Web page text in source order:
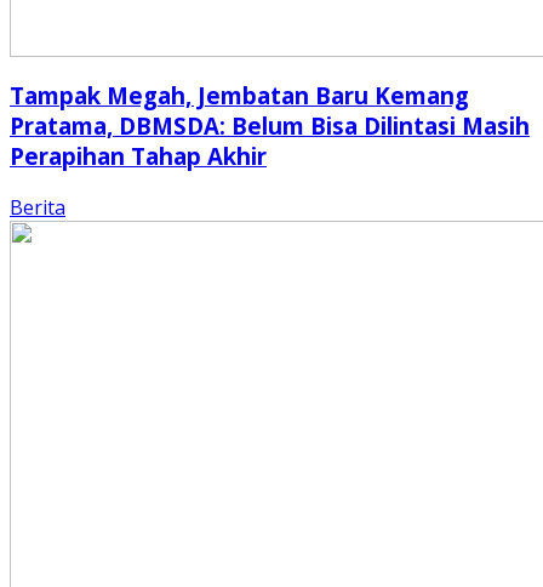
Tampak Megah, Jembatan Baru Kemang
Pratama, DBMSDA: Belum Bisa Dilintasi Masih
Perapihan Tahap Akhir
Berita